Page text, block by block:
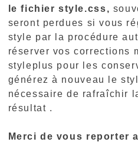
le fichier style.css,
seront perdues si vous
style par la procédure
réserver vos corrections
styleplus pour les
générez à nouveau le
nécessaire de rafraîchir
résultat .
Merci de vous reporter